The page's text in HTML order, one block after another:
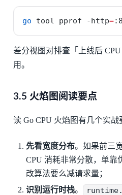
go tool pprof -http=
差分视图对排查「上线后
用。
3.5 火焰图阅读要点
读 Go CPU 火焰图有几个实战
先看宽度分布。如果前三
CPU 消耗非常分散，单靠
改算法要么减请求量；
识别运行时栈。